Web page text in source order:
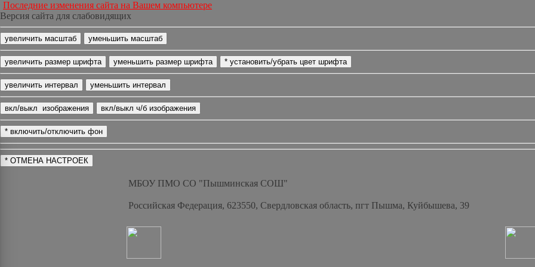
Последние изменения сайта на Вашем компьютере
Версия сайта для слабовидящих
МБОУ ПМО СО "Пышминская СОШ"
Российская Федерация, 623550, Свердловская область, пгт Пышма, Куйбышева, 39